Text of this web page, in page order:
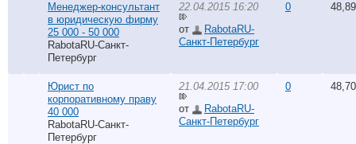
Менеджер-консультант
в юридическую фирму
25 000 - 50 000
RabotaRU-Санкт-
Петербург
22.04.2015 16:20
от
RabotaRU-
Санкт-Петербург
0
Юрист по
корпоративному праву
40 000
RabotaRU-Санкт-
Петербург
21.04.2015 17:00
от
RabotaRU-
Санкт-Петербург
0